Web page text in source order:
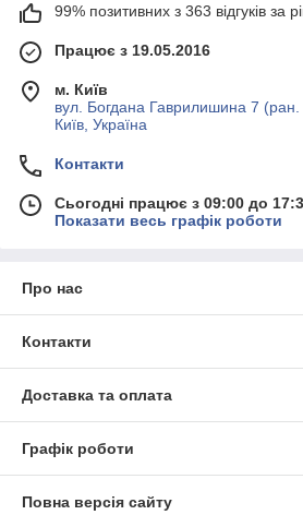
99% позитивних з 363 відгуків за
Працює з 19.05.2016
м. Київ
вул. Богдана Гаврилишина 7 (ран.
Київ, Україна
Контакти
Сьогодні працює з 09:00 до
Показати весь графік роботи
Про нас
Контакти
Доставка та оплата
Графік роботи
Повна версія сайту